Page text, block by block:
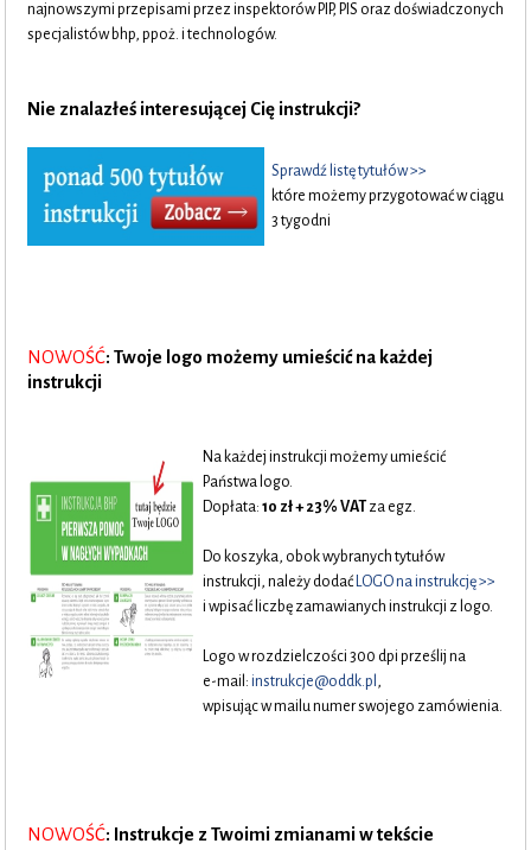
najnowszymi przepisami przez inspektorów PIP, PIS oraz doświadczonych
specjalistów bhp, ppoż. i technologów.
Nie znalazłeś interesującej Cię instrukcji?
Sprawdź listę tytułów >>
które możemy przygotować w ciągu
3 tygodni
NOWOŚĆ: Twoje logo możemy umieścić na każdej
instrukcji
Na każdej instrukcji możemy umieścić
Państwa logo.
Dopłata:10 zł + 23% VAT za egz.
Do koszyka, obok wybranych tytułów
instrukcji, należy dodać LOGO na instrukcję >>
i wpisać liczbę zamawianych instrukcji z logo.
Logo w rozdzielczości 300 dpi prześlij na
e-mail:instrukcje@oddk.pl ,
wpisując w mailu numer swojego zamówienia.
NOWOŚĆ: Instrukcje z Twoimi zmianami w tekście